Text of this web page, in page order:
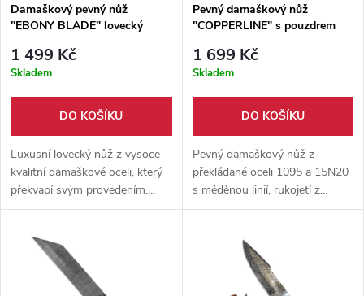
Damaškový pevný nůž
"EBONY BLADE" lovecký
1 499 Kč
Skladem
DO KOŠÍKU
Luxusní lovecký nůž z vysoce
kvalitní damaškové oceli, který
překvapí svým provedením.
Dodáván společně s ručně
Pevný damaškový nůž
"COPPERLINE" s pouzdrem
1 699 Kč
Skladem
DO KOŠÍKU
Pevný damaškový nůž z
překládané oceli 1095 a 15N20
s měděnou linií, rukojetí z
velbloudí kosti a dřeva, full-tang
pouzdrem.